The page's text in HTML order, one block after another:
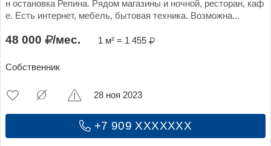
н остановка Репина. Рядом магазины и ночной, ресторан, каф
е. Есть интернет, мебель, бытовая техника. Возможна...
48 000 /мес. 1 м² = 1 455
Собственник
+7 909 XXXXXXX
28 ноя 2023